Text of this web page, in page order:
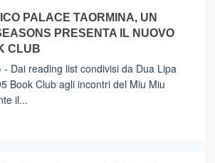
PALACE TAORMINA, UN
PRESENTA IL NUOVO
CLUB
- Dai reading list condivisi da Dua Lipa
Book Club agli incontri del Miu Miu
il...